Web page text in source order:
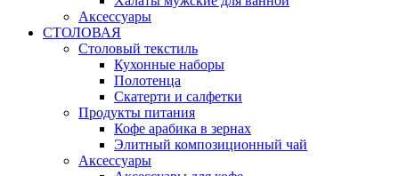
Аксессуары
СТОЛОВАЯ
Столовый текстиль
Кухонные наборы
Полотенца
Скатерти и салфетки
Продукты питания
Кофе арабика в зернах
Элитный композиционный чай
Аксессуары